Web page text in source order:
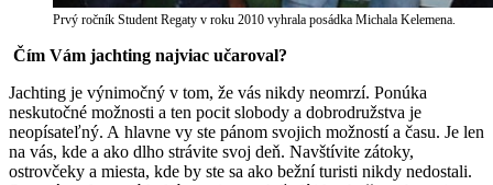
Prvý ročník Student Regaty v roku 2010 vyhrala posádka Michala Kelemena.
Čím Vám jachting najviac učaroval?
Jachting je výnimočný v tom, že vás nikdy neomrzí. Ponúka
neskutočné možnosti a ten pocit slobody a dobrodružstva je
neopísateľný. A hlavne vy ste pánom svojich možností a času. Je len
na vás, kde a ako dlho strávite svoj deň. Navštívite zátoky,
ostrovčeky a miesta, kde by ste sa ako bežní turisti nikdy nedostali.